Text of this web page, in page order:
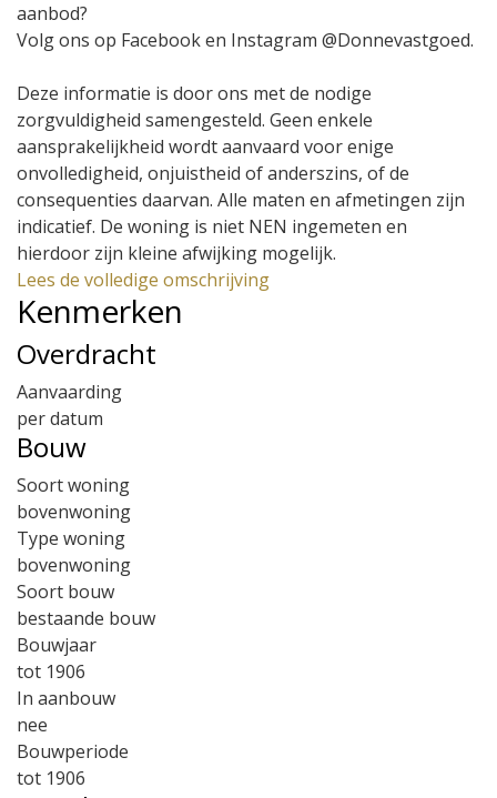
aanbod?
Volg ons op Facebook en Instagram @Donnevastgoed.
Deze informatie is door ons met de nodige
zorgvuldigheid samengesteld. Geen enkele
aansprakelijkheid wordt aanvaard voor enige
onvolledigheid, onjuistheid of anderszins, of de
consequenties daarvan. Alle maten en afmetingen zijn
indicatief. De woning is niet NEN ingemeten en
hierdoor zijn kleine afwijking mogelijk.
Lees de volledige omschrijving
Kenmerken
Overdracht
Aanvaarding
per datum
Bouw
Soort woning
bovenwoning
Type woning
bovenwoning
Soort bouw
bestaande bouw
Bouwjaar
tot 1906
In aanbouw
nee
Bouwperiode
tot 1906